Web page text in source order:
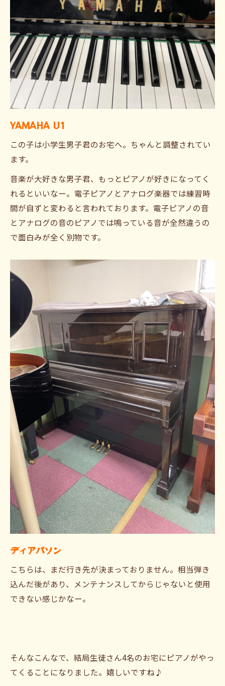
YAMAHA U1
この子は小学生男子君のお宅へ。ちゃんと調整されてい
ます。
音楽が大好きな男子君、もっとピアノが好きになってく
れるといいなー。電子ピアノとアナログ楽器では練習時
間が自ずと変わると言われております。電子ピアノの音
とアナログの音のピアノでは鳴っている音が全然違うの
で面白みが全く別物です。
ディアパソン
こちらは、まだ行き先が決まっておりません。相当弾き
込んだ後があり、メンテナンスしてからじゃないと使用
できない感じかなー。
そんなこんなで、結局生徒さん4名のお宅にピアノがやっ
てくることになりました。嬉しいですね♪